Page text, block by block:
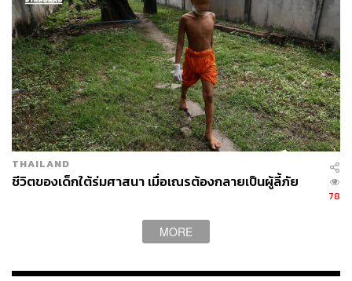
THAILAND
ชีวิตของเด็กใต้ร่มศาสนา เมื่อเณรต้องกลายเป็นผู้ลี้ภัย
78
MORE